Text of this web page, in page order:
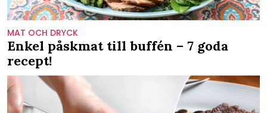
MAT OCH DRYCK
Enkel påskmat till buffén – 7 goda
recept!